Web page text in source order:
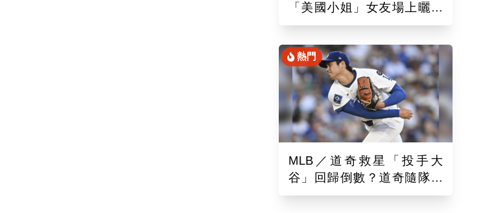
「美國小姐」女友場上曬恩
愛！賽前獻唱大谷翔平場邊
熱門
MLB／道奇救星「投手大
谷」回歸倒數？道奇隨隊記
者樂觀曝「最新進展」